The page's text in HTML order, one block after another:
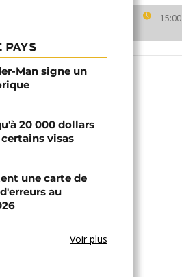
15:00
PAYS
Man signe un
20 000 dollars
visas
une carte de
au
Voir plus